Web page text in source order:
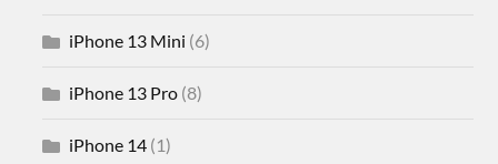
iPhone 13 Mini (6)
iPhone 13 Pro (8)
iPhone 14 (1)